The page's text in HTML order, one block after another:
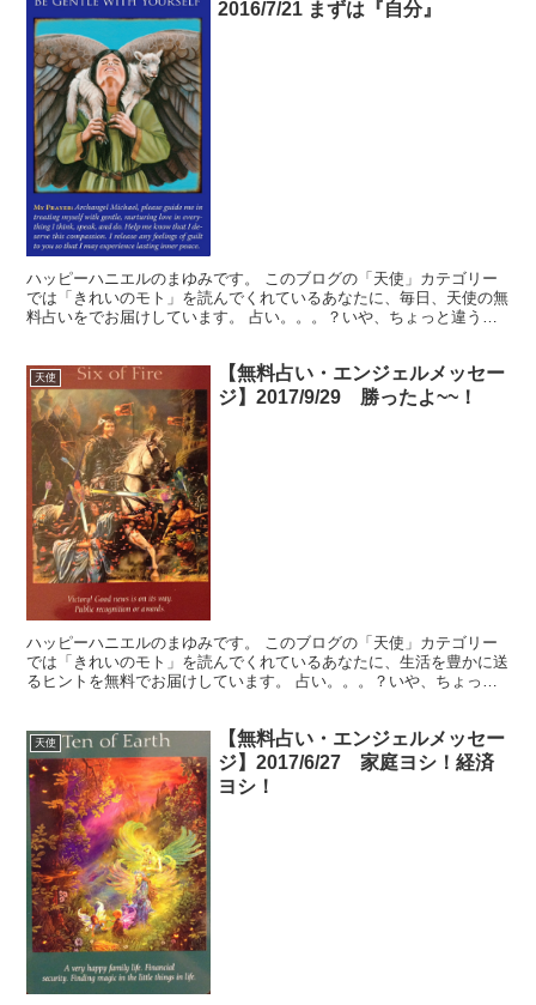
2016/7/21 まずは『自分』
ハッピーハニエルのまゆみです。 このブログの「天使」カテゴリー
では「きれいのモト」を読んでくれているあなたに、毎日、天使の無
料占いをでお届けしています。 占い。。。？いや、ちょっと違うか
天使
【無料占い・エンジェルメッセー
ジ】2017/9/29 勝ったよ~~！
ハッピーハニエルのまゆみです。 このブログの「天使」カテゴリー
では「きれいのモト」を読んでくれているあなたに、生活を豊かに送
るヒントを無料でお届けしています。 占い。。。？いや、ちょっと
天使
【無料占い・エンジェルメッセー
ジ】2017/6/27 家庭ヨシ！経済
ヨシ！